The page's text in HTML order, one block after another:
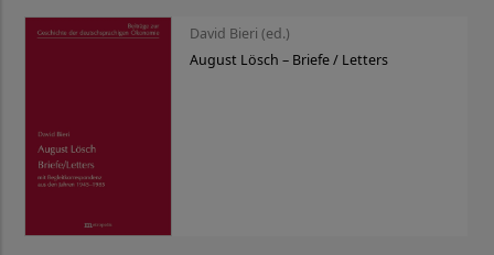
David Bieri (ed.)
August Lösch – Briefe / Letters